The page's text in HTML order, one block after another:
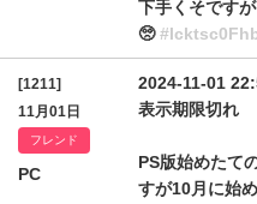
下手くそです
🥺
[1211]
11月01日
フレンド
PC
2024-11-01
表示期限切れ
PS版始めたて
すが10月に始